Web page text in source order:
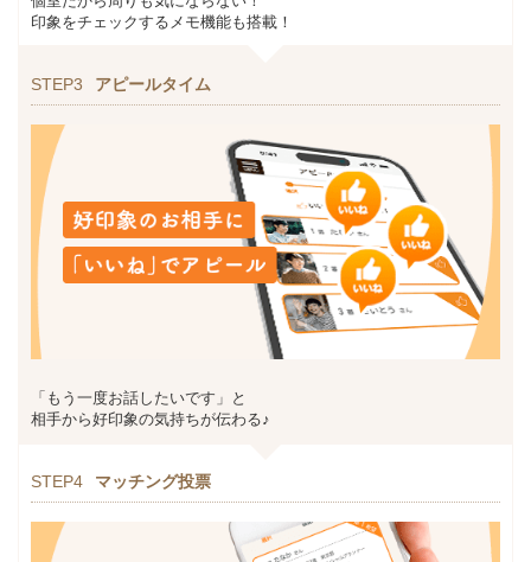
印象をチェックするメモ機能も搭載！
STEP3 アピールタイム
「もう一度お話したいです」と
相手から好印象の気持ちが伝わる♪
STEP4 マッチング投票